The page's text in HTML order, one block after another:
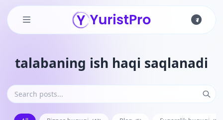
talabaning ish haqi saqlanadi